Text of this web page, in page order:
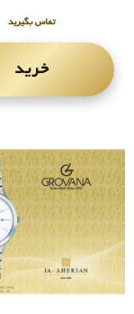
تماس بگیرید
خرید